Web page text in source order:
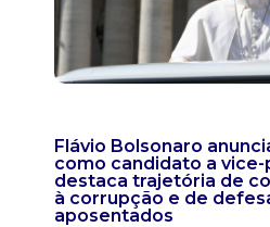
Flávio Bolsonaro
como candidato a
destaca trajetória de
à corrupção e de
aposentados